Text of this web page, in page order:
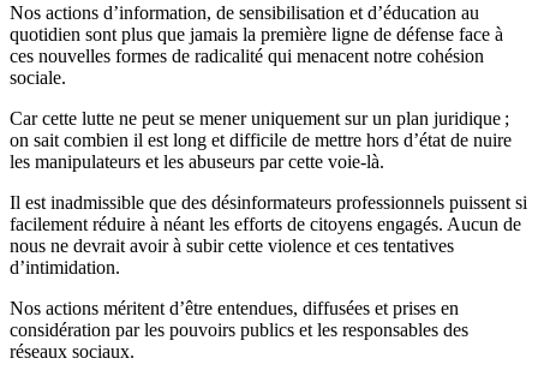
Nos actions d’information, de sensibilisation et d’éducation au
quotidien sont plus que jamais la première ligne de défense face à
ces nouvelles formes de radicalité qui menacent notre cohésion
sociale.
Car cette lutte ne peut se mener uniquement sur un plan juridique ;
on sait combien il est long et difficile de mettre hors d’état de nuire
les manipulateurs et les abuseurs par cette voie-là.
Il est inadmissible que des désinformateurs professionnels puissent si
facilement réduire à néant les efforts de citoyens engagés. Aucun de
nous ne devrait avoir à subir cette violence et ces tentatives
d’intimidation.
Nos actions méritent d’être entendues, diffusées et prises en
considération par les pouvoirs publics et les responsables des
réseaux sociaux.